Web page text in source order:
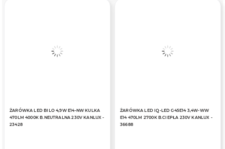
ŻARÓWKA LED BILO 4,9W E14-NW KULKA
470LM 4000K B.NEUTRALNA 230V KANLUX -
23428
ŻARÓWKA LED IQ-LED G45E14 3,4W-WW
E14 470LM 2700K B.CIEPŁA 230V KANLUX -
36688